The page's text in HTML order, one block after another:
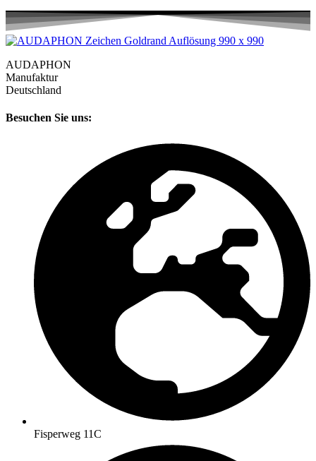
AUDAPHON
Manufaktur
Deutschland
Besuchen Sie uns:
Fisperweg 11C